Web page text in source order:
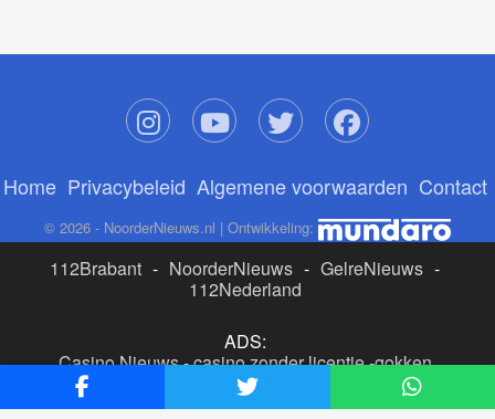
Home Privacybeleid Algemene voorwaarden Contact
© 2026 - NoorderNieuws.nl | Ontwikkeling:
112Brabant - NoorderNieuws - GelreNieuws -
112Nederland
ADS:
Casino Nieuws-casino zonder licentie-gokken
buitenlandse site
beste online casino nederland